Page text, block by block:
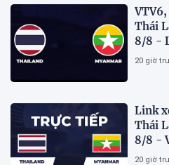
VTV6,
Thái
8/8 -
Cup
20 giờ
Link
Thái
8/8 -
AFF
20 giờ